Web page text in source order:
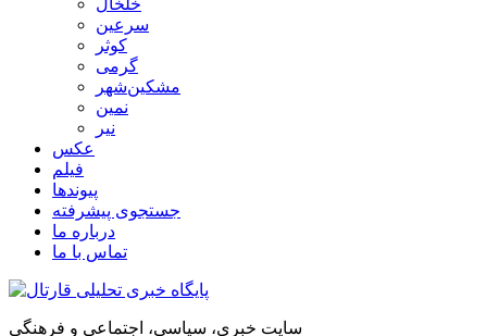
خلخال
سرعین
کوثر
گرمی
مشکین‌شهر
نمین
نیر
عکس
فیلم
پیوندها
جستجوی پیشرفته
درباره ما
تماس با ما
سایت خبری، سیاسی، اجتماعی و فرهنگی